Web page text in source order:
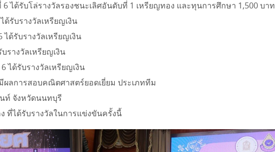
ได้รับโล่รางวัลรองชนะเลิศอันดับที่ 1 เหรียญทอง และทุนการศึกษา 1,500 บาท
รับรางวัลเหรียญเงิน
ด้รับรางวัลเหรียญเงิน
รางวัลเหรียญเงิน
ได้รับรางวัลเหรียญเงิน
ผลการสอบคณิตศาสตร์ยอดเยี่ยม ประเภททีม
ท์ จังหวัดนนทบุรี
ที่ได้รับรางวัลในการแข่งขันครั้งนี้